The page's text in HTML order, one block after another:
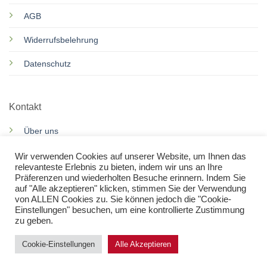
AGB
Widerrufsbelehrung
Datenschutz
Kontakt
Über uns
Motorroller Services
Rennkarts Services
Kontakt
WARENKORB KASSE
WUNSCHLISTE
Wir verwenden Cookies auf unserer Website, um Ihnen das
relevanteste Erlebnis zu bieten, indem wir uns an Ihre
Präferenzen und wiederholten Besuche erinnern. Indem Sie
auf "Alle akzeptieren" klicken, stimmen Sie der Verwendung
von ALLEN Cookies zu. Sie können jedoch die "Cookie-
Einstellungen" besuchen, um eine kontrollierte Zustimmung
zu geben.
Cookie-Einstellungen Alle Akzeptieren